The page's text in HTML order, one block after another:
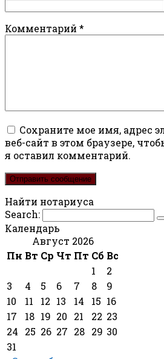
Комментарий *
Сохраните мое имя, адрес
веб-сайт в этом браузере,
я оставил комментарий.
Найти нотариуса
Search:
Календарь
Август 2026
Пн Вт Ср Чт Пт Сб Вс
1
2
3
4 5 6 7 8
9
10
11 12 13 14 15 16
17
18 19 20 21 22 23
24
25 26 27 28 29 30
31